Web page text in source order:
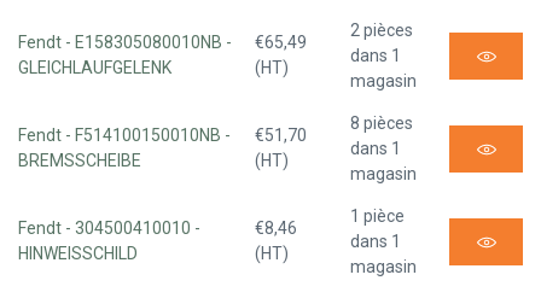
Fendt - E158305080010NB -
GLEICHLAUFGELENK
€65,49
(HT)
2 pièces
dans 1
magasin
Fendt - F514100150010NB -
BREMSSCHEIBE
€51,70
(HT)
8 pièces
dans 1
magasin
Fendt - 304500410010 -
HINWEISSCHILD
€8,46
(HT)
1 pièce
dans 1
magasin